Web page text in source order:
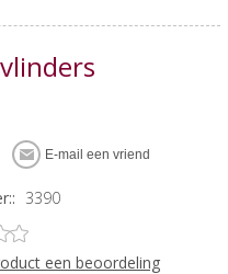
3390
een beoordeling